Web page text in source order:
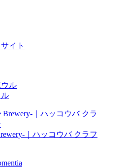
イト
｜ハッコウバ クラフ